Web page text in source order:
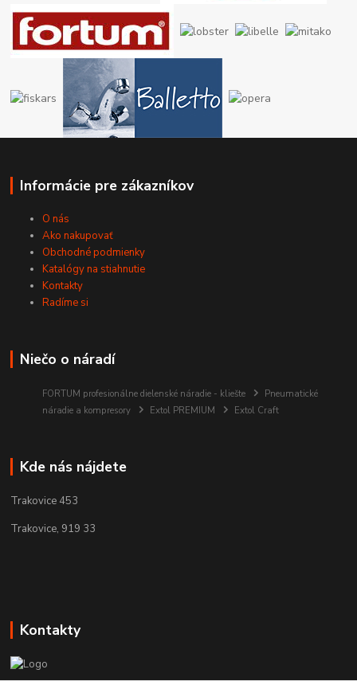
Informácie pre zákazníkov
O nás
Ako nakupovať
Obchodné podmienky
Katalógy na stiahnutie
Kontakty
Radíme si
Niečo o náradí
FORTUM profesionálne dielenské náradie - kliešte
Pneumatické
náradie a kompresory
Extol PREMIUM Extol Craft
Kde nás nájdete
Trakovice 453
Trakovice, 919 33
Kontakty